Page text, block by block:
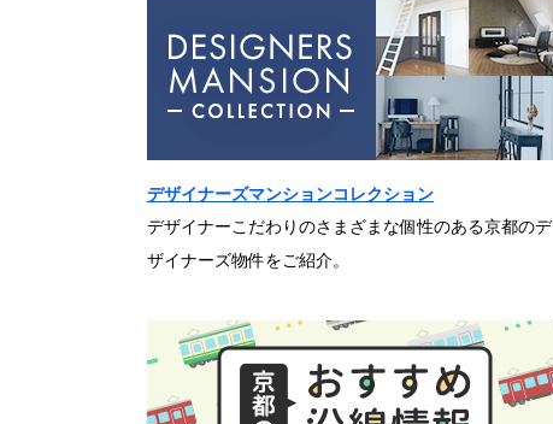
デザイナーズマンションコレクション
デザイナーこだわりのさまざまな個性のある京都のデ
ザイナーズ物件をご紹介。